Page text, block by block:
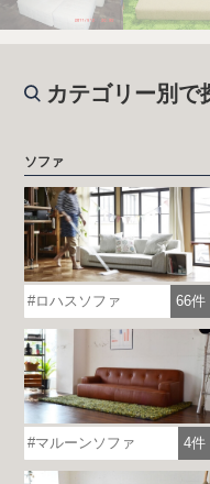
カテゴリー別で
ソファ
ロハスソファ 66件
マルーンソファ 4件